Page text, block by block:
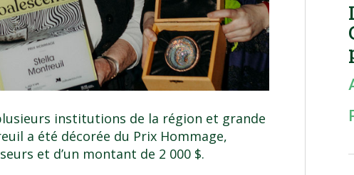
institutions de la région et grande
a été décorée du Prix Hommage,
et d’un montant de 2 000 $.